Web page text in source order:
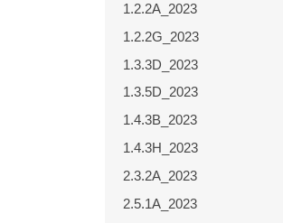
1.2.2A_2023
1.2.2G_2023
1.3.3D_2023
1.3.5D_2023
1.4.3B_2023
1.4.3H_2023
2.3.2A_2023
2.5.1A_2023